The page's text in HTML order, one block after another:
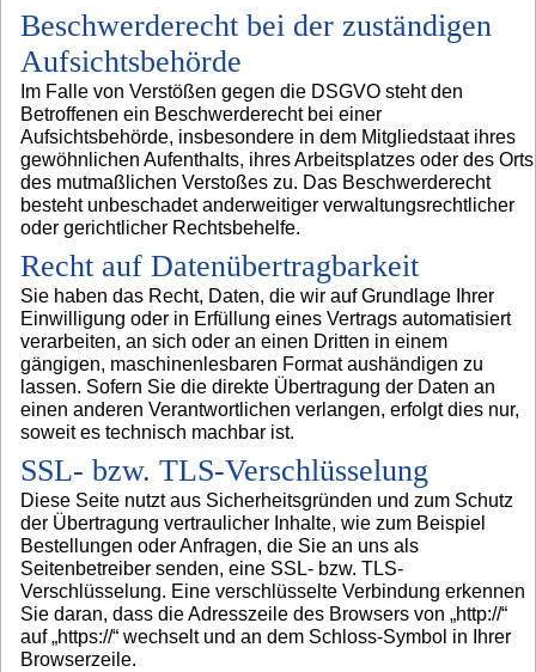
Beschwerderecht bei der zuständigen
Aufsichtsbehörde
Im Falle von Verstößen gegen die DSGVO steht den
Betroffenen ein Beschwerderecht bei einer
Aufsichtsbehörde, insbesondere in dem Mitgliedstaat ihres
gewöhnlichen Aufenthalts, ihres Arbeitsplatzes oder des Orts
des mutmaßlichen Verstoßes zu. Das Beschwerderecht
besteht unbeschadet anderweitiger verwaltungsrechtlicher
oder gerichtlicher Rechtsbehelfe.
Recht auf Datenübertragbarkeit
Sie haben das Recht, Daten, die wir auf Grundlage Ihrer
Einwilligung oder in Erfüllung eines Vertrags automatisiert
verarbeiten, an sich oder an einen Dritten in einem
gängigen, maschinenlesbaren Format aushändigen zu
lassen. Sofern Sie die direkte Übertragung der Daten an
einen anderen Verantwortlichen verlangen, erfolgt dies nur,
soweit es technisch machbar ist.
SSL- bzw. TLS-Verschlüsselung
Diese Seite nutzt aus Sicherheitsgründen und zum Schutz
der Übertragung vertraulicher Inhalte, wie zum Beispiel
Bestellungen oder Anfragen, die Sie an uns als
Seitenbetreiber senden, eine SSL- bzw. TLS-
Verschlüsselung. Eine verschlüsselte Verbindung erkennen
Sie daran, dass die Adresszeile des Browsers von „http://“
auf „https://“ wechselt und an dem Schloss-Symbol in Ihrer
Browserzeile.